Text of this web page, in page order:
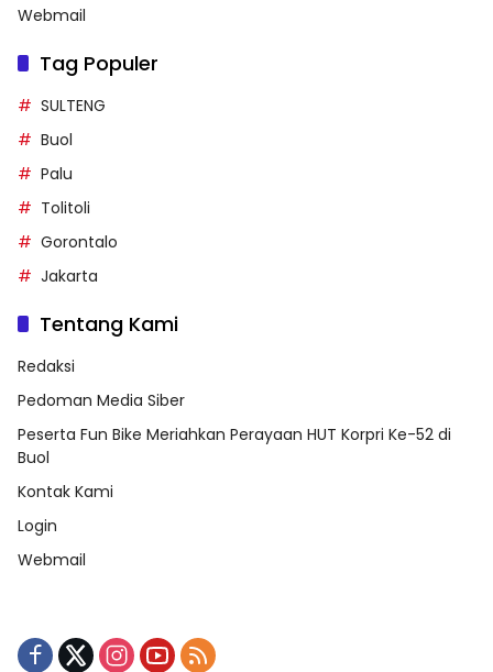
Webmail
Tag Populer
SULTENG
Buol
Palu
Tolitoli
Gorontalo
Jakarta
Tentang Kami
Redaksi
Pedoman Media Siber
Peserta Fun Bike Meriahkan Perayaan HUT Korpri Ke-52 di
Buol
Kontak Kami
Login
Webmail